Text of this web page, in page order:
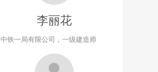
李丽花
中铁一局有限公司，一级建造师